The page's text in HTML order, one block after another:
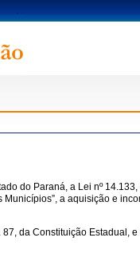
do Paraná, a Lei nº
a aquisição e
da Constituição